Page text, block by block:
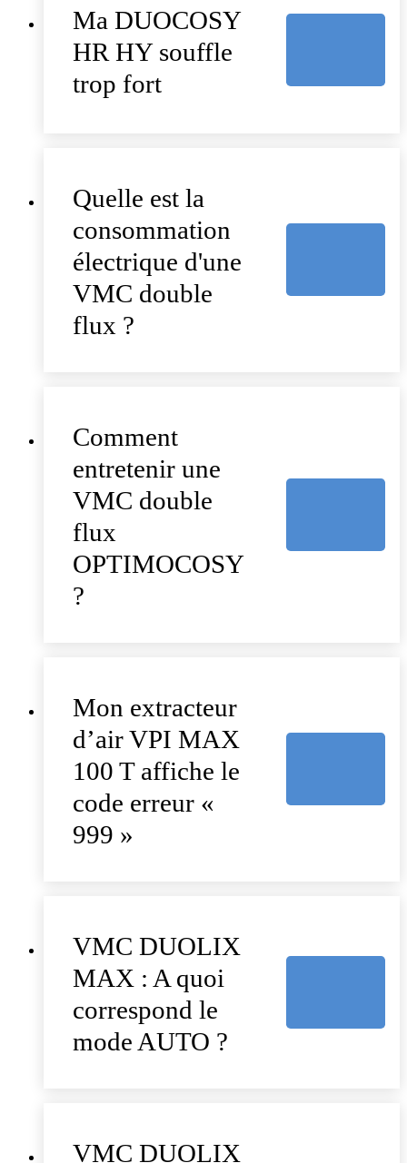
Ma DUOCOSY
HR HY souffle
trop fort
Quelle est la
consommation
électrique d'une
VMC double
flux ?
Comment
entretenir une
VMC double
flux
OPTIMOCOSY
?
Mon extracteur
d’air VPI MAX
100 T affiche le
code erreur «
999 »
VMC DUOLIX
MAX : A quoi
correspond le
mode AUTO ?
VMC DUOLIX